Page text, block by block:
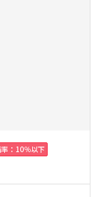
：10％以下